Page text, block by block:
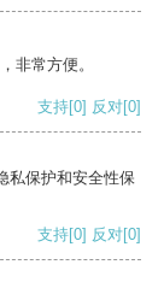
非常方便。
支持[0] 反对[0]
私保护和安全性保
支持[0] 反对[0]